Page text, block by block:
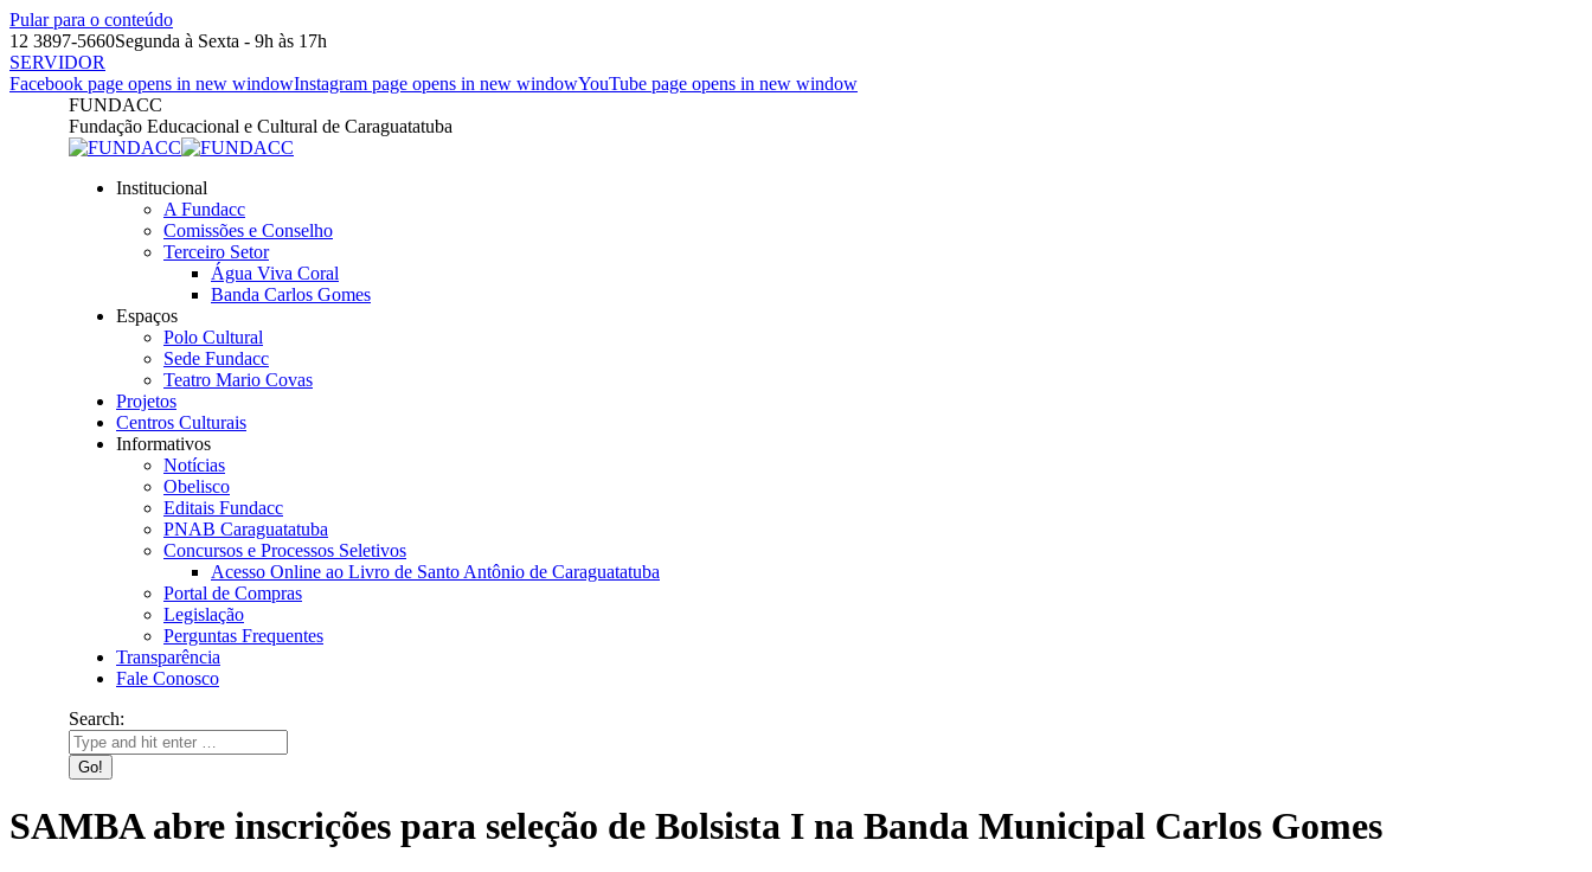
Pular para o conteúdo
12 3897-5660Segunda à Sexta - 9h às 17h
SERVIDOR
Facebook page opens in new windowInstagram page opens in new windowYouTube page opens in new window
FUNDACC
Fundação Educacional e Cultural de Caraguatatuba
Institucional
A Fundacc
Comissões e Conselho
Terceiro Setor
Água Viva Coral
Banda Carlos Gomes
Espaços
Polo Cultural
Sede Fundacc
Teatro Mario Covas
Projetos
Centros Culturais
Informativos
Notícias
Obelisco
Editais Fundacc
PNAB Caraguatatuba
Concursos e Processos Seletivos
Acesso Online ao Livro de Santo Antônio de Caraguatatuba
Portal de Compras
Legislação
Perguntas Frequentes
Transparência
Fale Conosco
Search:
SAMBA abre inscrições para seleção de Bolsista I na Banda Municipal Carlos Gomes